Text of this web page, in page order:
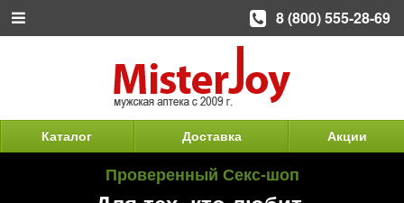
Каталог Доставка Акции
Проверенный Секс-шоп
8 (800) 555-28-69